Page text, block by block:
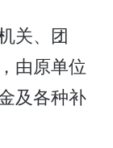
关、团
由原单位
及各种补